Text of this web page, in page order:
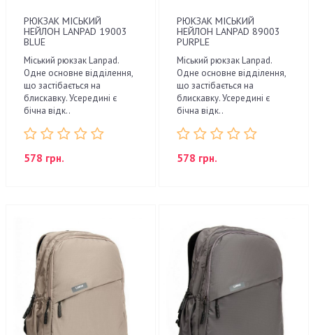
РЮКЗАК МІСЬКИЙ
НЕЙЛОН LANPAD 19003
BLUE
Міський рюкзак Lanpad.
Одне основне відділення,
що застібається на
блискавку. Усередині є
бічна відк..
578 грн.
РЮКЗАК МІСЬКИЙ
НЕЙЛОН LANPAD 89003
PURPLE
Міський рюкзак Lanpad.
Одне основне відділення,
що застібається на
блискавку. Усередині є
бічна відк..
578 грн.